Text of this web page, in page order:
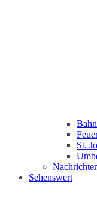
St.
Sehenswert